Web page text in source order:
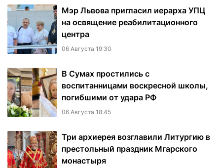
Мэр Львова пригласил иерарха УПЦ
на освящение реабилитационного
центра
06 Августа 19:30
В Сумах простились с
воспитанницами воскресной школы,
погибшими от удара РФ
06 Августа 18:45
Три архиерея возглавили Литургию в
престольный праздник Мгарского
монастыря